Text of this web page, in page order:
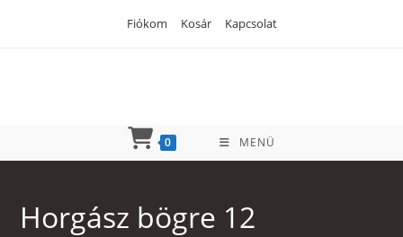
Fiókom Kosár Kapcsolat
0 MENÜ
Horgász bögre 12